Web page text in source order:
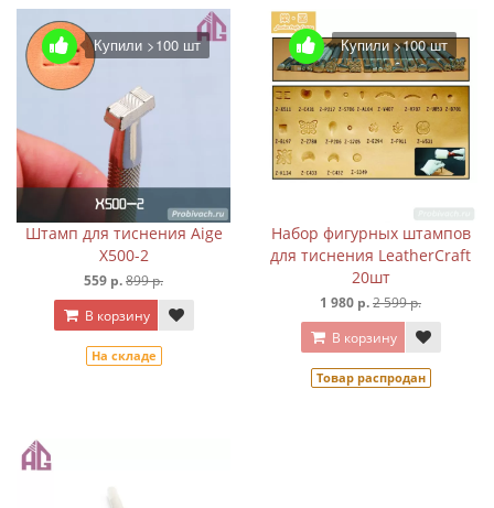
Купили >100 шт
Штамп для тиснения Aige
X500-2
559 р.899 р.
В корзину
На складе
Купили >100 шт
Набор фигурных штампов
для тиснения LeatherCraft
20шт
1 980 р.2 599 р.
В корзину
Товар распродан